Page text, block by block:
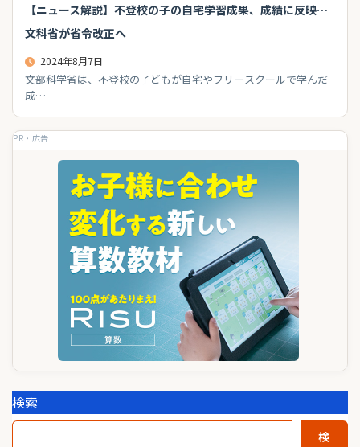
【ニュース解説】不登校の子の自宅学習成果、成績に反映…
文科省が省令改正へ
2024年8月7日
文部科学省は、不登校の子どもが自宅やフリースクールで学んだ
成…
PR・広告
検索
検